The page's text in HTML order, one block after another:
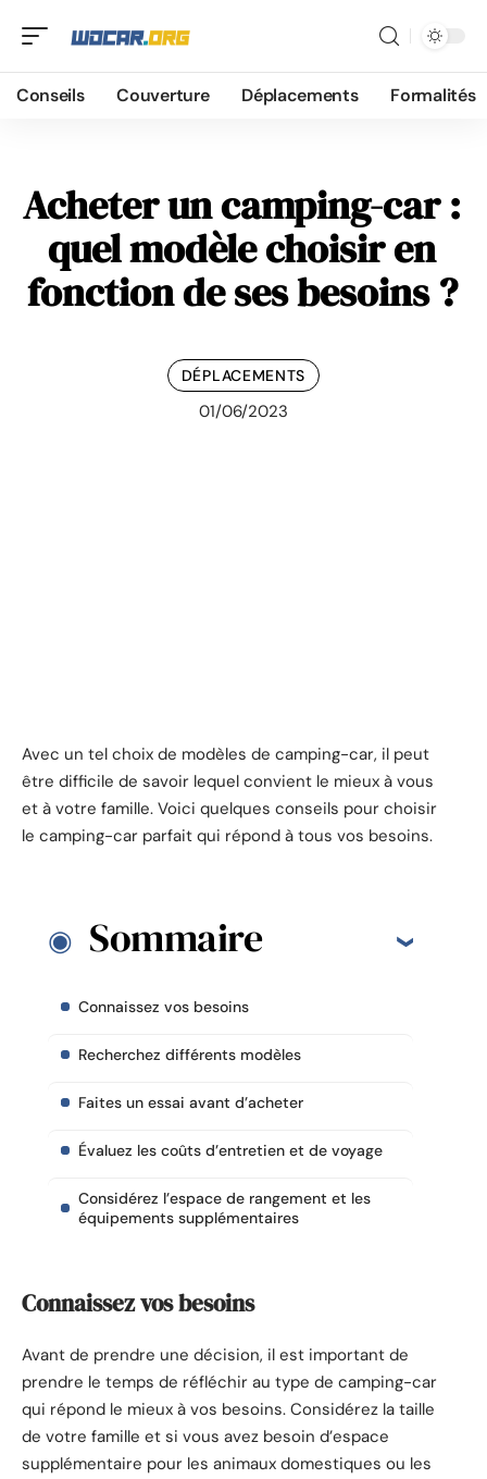
Conseils Couverture Déplacements Formalités
Acheter un camping-car :
quel modèle choisir en
fonction de ses besoins ?
DÉPLACEMENTS
01/06/2023
Avec un tel choix de modèles de camping-car, il peut
être difficile de savoir lequel convient le mieux à vous
et à votre famille. Voici quelques conseils pour choisir
le camping-car parfait qui répond à tous vos besoins.
Sommaire
Connaissez vos besoins
Recherchez différents modèles
Faites un essai avant d’acheter
Évaluez les coûts d’entretien et de voyage
Considérez l’espace de rangement et les
équipements supplémentaires
Connaissez vos besoins
Avant de prendre une décision, il est important de
prendre le temps de réfléchir au type de camping-car
qui répond le mieux à vos besoins. Considérez la taille
de votre famille et si vous avez besoin d’espace
supplémentaire pour les animaux domestiques ou les